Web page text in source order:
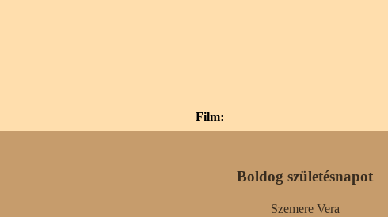
Film:
Boldog születésnapot
Szemere Vera